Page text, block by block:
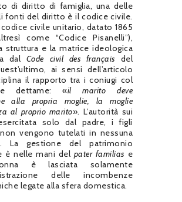
di diritto di famiglia, una delle
fonti del diritto è il codice civile.
civile unitario, datato 1865
come “Codice Pisanelli”),
struttura e la matrice ideologica
dal Code civil des français del
ai sensi dell’articolo
il rapporto tra i coniugi col
dettame: «il marito deve
alla propria moglie, la moglie
al proprio marito». L’autorità sui
solo dal padre, i figli
vengono tutelati in nessuna
La gestione del patrimonio
è nelle mani del pater familias e
è lasciata solamente
delle incombenze
legate alla sfera domestica.